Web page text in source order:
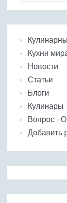
Кухни
Новости
Статьи
Блоги
Кулинары
Вопрос -
Добавить